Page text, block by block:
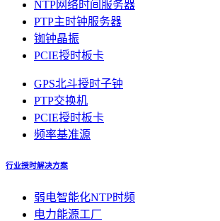
NTP网络时间服务器
PTP主时钟服务器
铷钟晶振
PCIE授时板卡
GPS北斗授时子钟
PTP交换机
PCIE授时板卡
频率基准源
行业授时解决方案
弱电智能化NTP时频
电力能源工厂